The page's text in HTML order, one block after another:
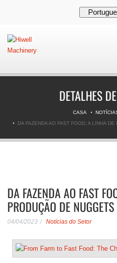
DETALHES
CASA
DA FAZENDA AO FAST FOOD: A LINHA
DA FAZENDA AO FAST
PRODUÇÃO DE
04/04/2023 Notícias do Setor